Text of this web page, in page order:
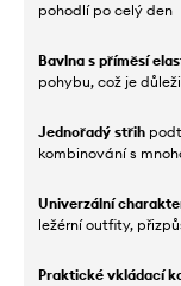
pohodlí po celý den
Bavlna s příměsí
pohybu, což je
Jednořadý střih
kombinování s
Univerzální
ležérní outfity,
Praktické vkládací